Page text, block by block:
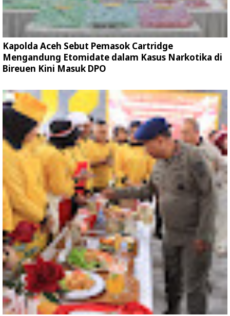
Kapolda Aceh Sebut Pemasok Cartridge
Mengandung Etomidate dalam Kasus Narkotika di
Bireuen Kini Masuk DPO